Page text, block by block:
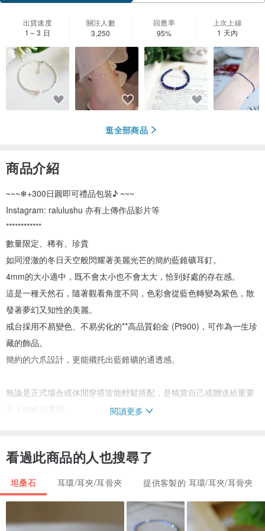
出貨速度
1～3 日
關注人數
3,250
回應率
95%
上次上線
1 天內
逛全部商品
商品介紹
~~~❄+300日圓即可禮品包裝♪ ~~~
Instagram: ralulushu 亦有上傳作品影片等
************
數量限定、稀有、珍貴
如同澄澈的冬日天空般閃耀著美麗光芒的簡約藍錐礦耳釘。
4mm的大小適中，既不會太小也不會太大，恰到好處的存在感。
這是一種天然石，隨著觀看角度不同，色彩會從藍色轉變為紫色，散
發著夢幻又知性的美麗。
戒台採用不易變色、不易劣化的**高品質鉑金 (Pt900)，可作為一生珍
藏的飾品。
簡約的六爪設計，更能襯托出藍錐礦的通透感。
無論是正式場合或休閒穿搭皆能輕鬆搭配，是犒賞自己或贈送給重要
之人的絕佳選擇。
- 鉑金 (PT900：鉑金純度為90%)、鉑金矽膠耳塞
- 藍錐礦：合計0.50ct、寶石尺寸約4mm、含台座尺寸約4.5mm！
(購買前請務必確認實際尺寸)
閱讀更多
看過此商品的人也搜尋了
坦桑石 耳環/耳夾/耳骨夾 提供客製的 耳環/耳夾/耳骨夾